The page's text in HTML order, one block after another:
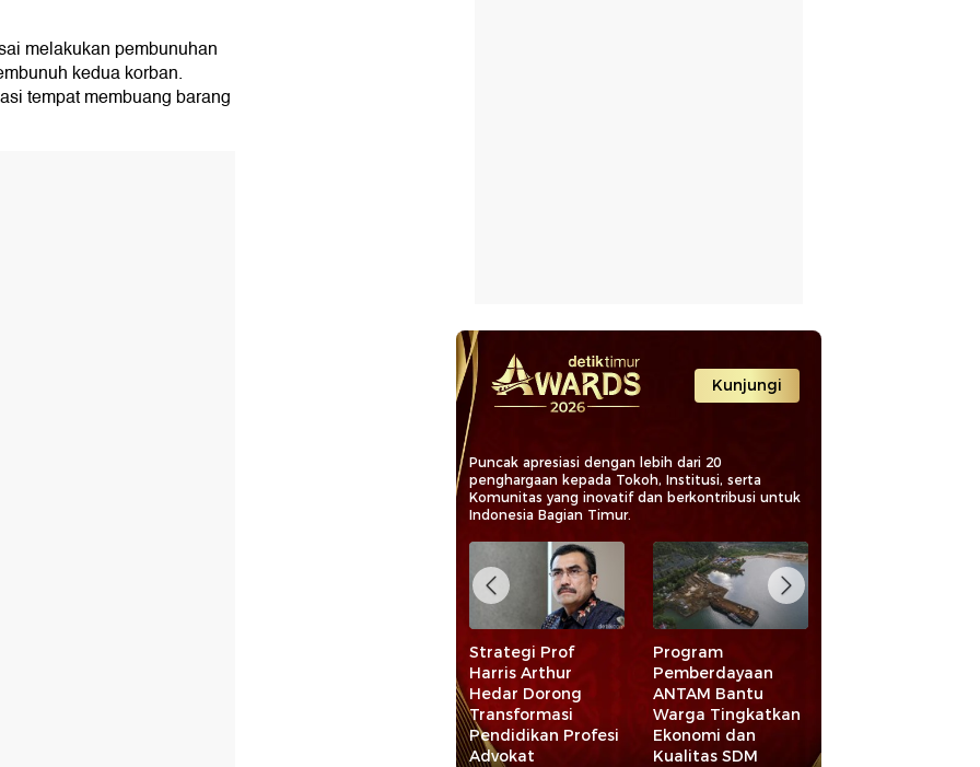
melakukan pembunuhan
kedua korban.
tempat membuang barang
Kunjungi
Puncak apresiasi dengan lebih dari 20
penghargaan kepada Tokoh, Institusi, serta
Komunitas yang inovatif dan berkontribusi untuk
Indonesia Bagian Timur.
Strategi Prof
Harris Arthur
Hedar Dorong
Transformasi
Pendidikan Profesi
Advokat
Program
Pemberdayaan
ANTAM Bantu
Warga Tingkatkan
Ekonomi dan
Kualitas SDM